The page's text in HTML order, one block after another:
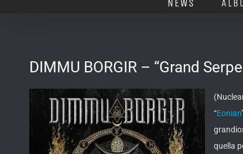
NEWS
DIMMU BORGIR – “Grand
“Eonian
quella